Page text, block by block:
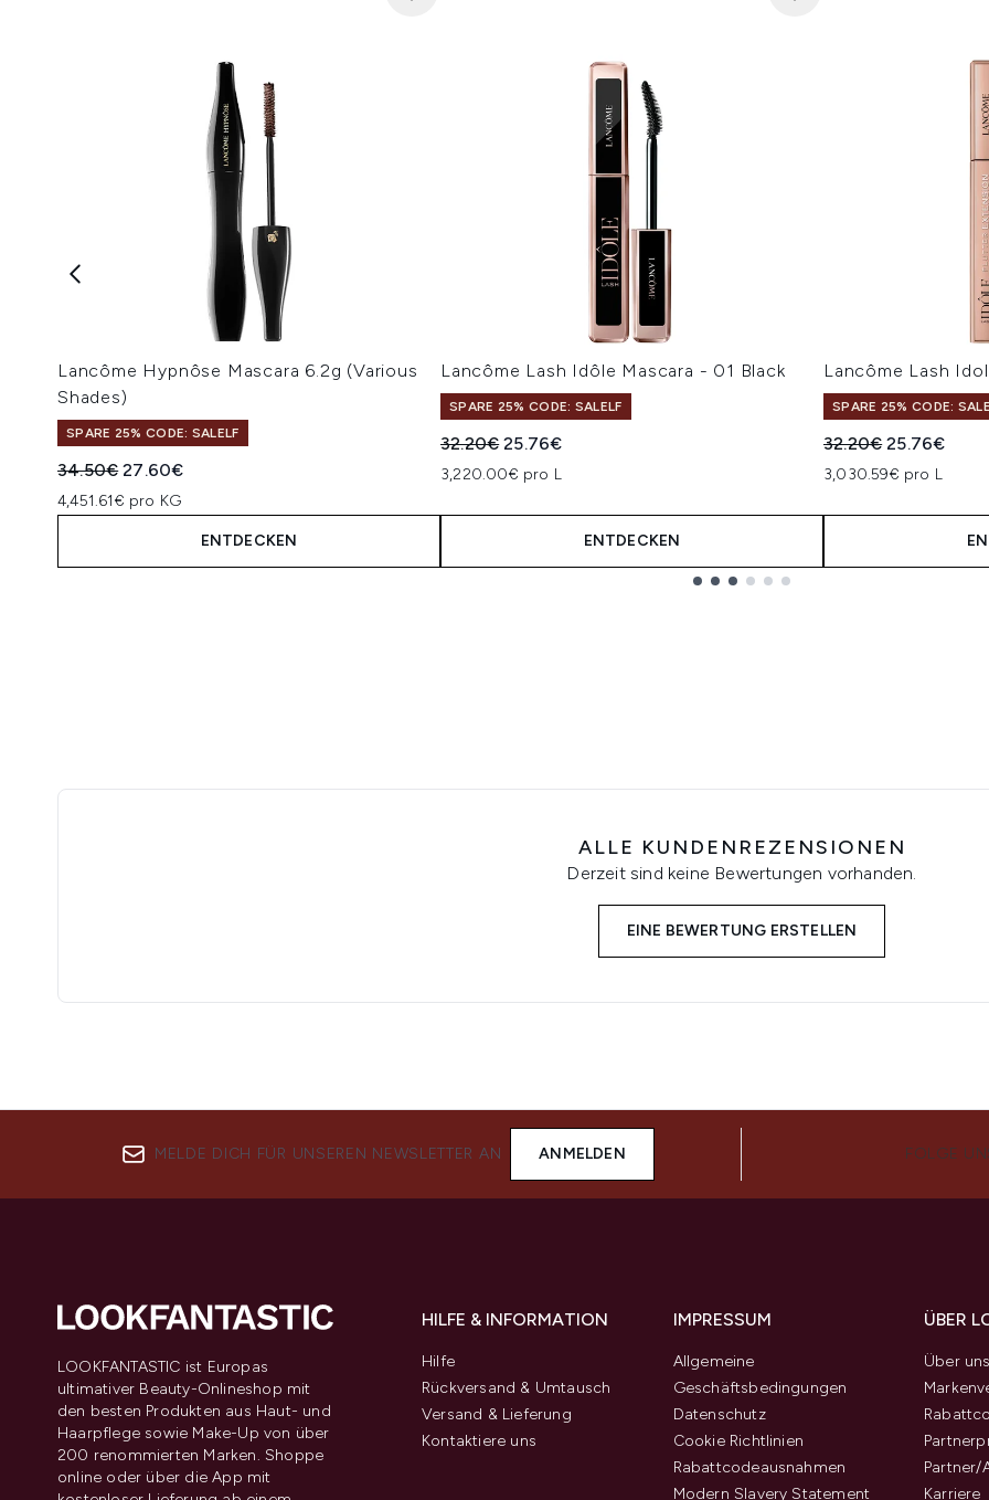
Lancôme Hypnôse Mascara 6.2g (Various
Shades)
SPARE 25% CODE: SALELF
Unverbindliche Preisempfehlung:
34.50€Aktueller Preis:
27.60€
4,451.61€ pro KG
ENTDECKEN
Lancôme Lash Idôle Mascara - 01 Black
SPARE 25% CODE: SALELF
Unverbindliche Preisempfehlung:
32.20€Aktueller Preis:
25.76€
3,220.00€ pro L
ENTDECKEN
Lancôme Lash
SPARE 25% CODE:
Unverbindliche
32.20€Aktueller
25.76€
3,030.59€ pro L
ALLE KUNDENREZENSIONEN
Derzeit sind keine Bewertungen vorhanden.
EINE BEWERTUNG ERSTELLEN
MELDE DICH FÜR UNSEREN NEWSLETTER AN ANMELDEN FOLGE
LOOKFANTASTIC ist Europas
ultimativer Beauty-Onlineshop mit
den besten Produkten aus Haut- und
Haarpflege sowie Make-Up von über
200 renommierten Marken. Shoppe
online oder über die App mit
HILFE & INFORMATION
Hilfe
Rückversand & Umtausch
Versand & Lieferung
Kontaktiere uns
IMPRESSUM
Allgemeine
Geschäftsbedingungen
Datenschutz
Cookie Richtlinien
Rabattcodeausnahmen
Modern Slavery Statement
ÜBER
Über uns
Partner/
Karriere